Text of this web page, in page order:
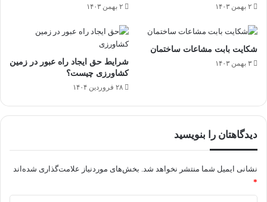
۲ بهمن ۱۴۰۳ ۲ بهمن ۱۴۰۳
شکایت بابت مشاعات ساختمان
۳ بهمن ۱۴۰۳
شرایط حق ایجاد راه عبور در زمین
کشاورزی چیست؟
۲۸ فروردین ۱۴۰۴
دیدگاهتان را بنویسید
نشانی ایمیل شما منتشر نخواهد شد. بخش‌های موردنیاز علامت‌گذاری شده‌اند
*